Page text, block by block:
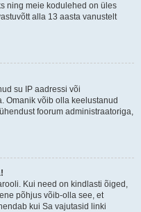
ning meie kodulehed on üles
alla 13 aasta vanustelt
su IP aadressi või
Omanik võib olla keelustanud
foorum administraatoriga,
Kui need on kindlasti õiged,
põhjus võib-olla see, et
kui Sa vajutasid linki